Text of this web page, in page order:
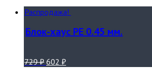
Распродажа!
Блок-хаус PE 0.45 мм.
729₽ 602 ₽